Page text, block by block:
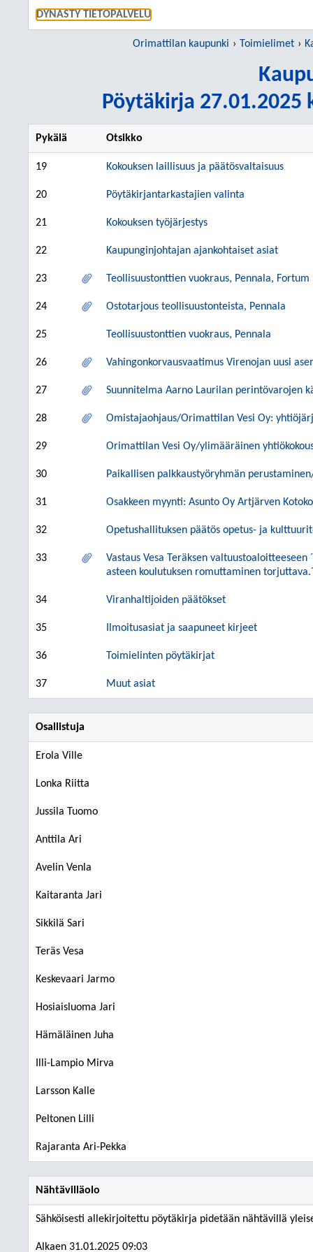
DYNASTY TIETOPALVELU
Orimattilan kaupunki Toimielimet
Pöytäkirja 27.01.2025
Pykälä Otsikko
19 Kokouksen laillisuus ja päätösvaltaisuus
20 Pöytäkirjantarkastajien valinta
21 Kokouksen työjärjestys
22 Kaupunginjohtajan ajankohtaiset asiat
23 Teollisuustonttien vuokraus, Pennala,
24 Ostotarjous teollisuustonteista, Pennala
25 Teollisuustonttien vuokraus, Pennala
26 Vahingonkorvausvaatimus Virenojan uusi
27 Suunnitelma Aarno Laurilan perintövarojen
28 Omistajaohjaus/Orimattilan Vesi Oy:
29 Orimattilan Vesi Oy/ylimääräinen
30 Paikallisen palkkaustyöryhmän
31 Osakkeen myynti: Asunto Oy Artjärven
32 Opetushallituksen päätös opetus- ja
33
Vastaus Vesa Teräksen
asteen koulutuksen romuttaminen
34 Viranhaltijoiden päätökset
35 Ilmoitusasiat ja saapuneet kirjeet
36 Toimielinten pöytäkirjat
37 Muut asiat
Osallistuja
Erola Ville
Lonka Riitta
Jussila Tuomo
Anttila Ari
Avelin Venla
Kaitaranta Jari
Sikkilä Sari
Teräs Vesa
Keskevaari Jarmo
Hosiaisluoma Jari
Hämäläinen Juha
Illi-Lampio Mirva
Larsson Kalle
Peltonen Lilli
Rajaranta Ari-Pekka
Nähtävilläolo
Sähköisesti allekirjoitettu pöytäkirja pidetään nähtävillä
Alkaen 31.01.2025 09:03